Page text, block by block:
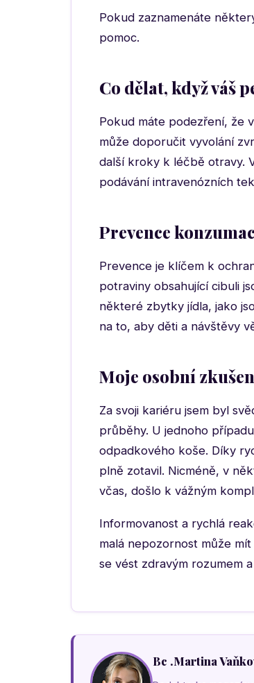
Pokud zaznamenáte
pomoc.
Co dělat, když váš
Pokud máte podezření, že
může doporučit vyvolání
další kroky k léčbě otravy.
podávání intravenózních
Prevence
Prevence je klíčem k
potraviny obsahující cibuli
některé zbytky jídla, jako
na to, aby děti a návštěvy
Moje osobní
Za svoji kariéru jsem byl
průběhy. U jednoho
odpadkového koše. Díky
plně zotavil. Nicméně, v
včas, došlo k vážným
Informovanost a rychlá
malá nepozornost může
se vést zdravým rozumem
Bc .Martina